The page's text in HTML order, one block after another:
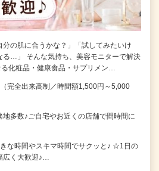
分の肌に合うかな？」「試してみたいけ
る…」 そんな気持ち、美容モニターで解決
化粧品・健康食品・サプリメン…
完全出来高制／時間額1,500円～5,000
多数♪ご自宅やお近くの店舗で間時間に
な時間やスキマ時間でサクッと♪ ☆1日の
広く大歓迎♪…